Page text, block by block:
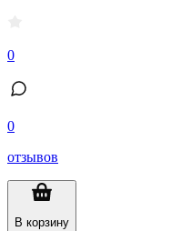
0
0
отзывов
В корзину